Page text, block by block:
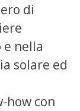
di
nella
solare ed
how con